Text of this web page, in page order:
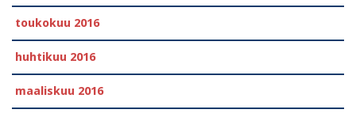
toukokuu 2016
huhtikuu 2016
maaliskuu 2016